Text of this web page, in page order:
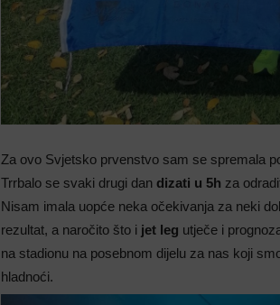
Za ovo Svjetsko prvenstvo sam se spremala
Trrbalo se svaki drugi dan dizati u 5h za
Nisam imala uopće neka očekivanja za neki
rezultat, a naročito što i jet leg utječe i
na stadionu na posebnom dijelu za nas koji
hladnoći.